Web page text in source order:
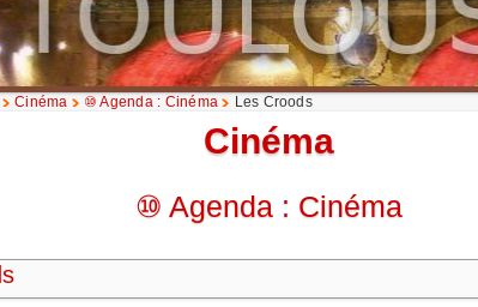
Cinéma ⑩ Agenda : Cinéma Les Croods
Cinéma
⑩ Agenda : Cinéma